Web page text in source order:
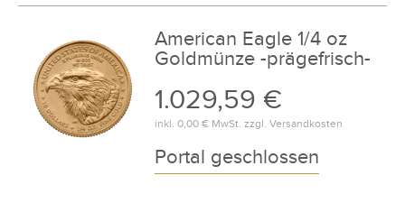
American Eagle 1/4 oz
Goldmünze -prägefrisch-
1.029,59 €
inkl. 0,00 €MwSt. zzgl. Versandkosten
Portal geschlossen